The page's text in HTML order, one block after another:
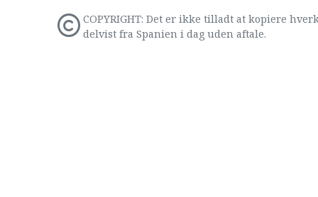
COPYRIGHT: Det er ikke tilladt at kopiere
delvist fra Spanien i dag uden aftale.